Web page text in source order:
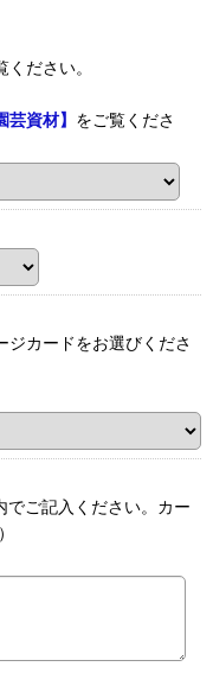
ください。
芸資材】 をご覧くださ
ジカードをお選びくださ
でご記入ください。カー